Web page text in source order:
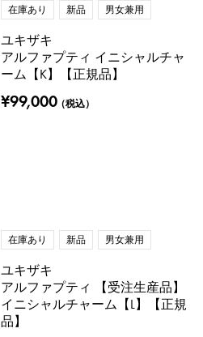
在庫あり 新品 男女兼用
ユキザキ
アルファプティ イニシャルチャ
ーム【K】【正規品】
¥99,000（税込）
在庫あり 新品 男女兼用
ユキザキ
アルファプティ 【受注生産品】
イニシャルチャーム【L】【正規
品】